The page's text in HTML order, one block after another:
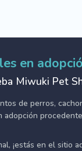
en
Miwuki Pet
de perros,
adopción
¡estás en el sitio